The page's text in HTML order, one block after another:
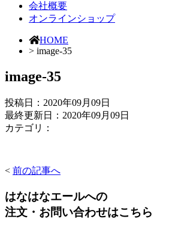
会社概要
オンラインショップ
HOME
> image-35
image-35
投稿日： 2020年09月09日
最終更新日：2020年09月09日
カテゴリ：
< 前の記事へ
はなはなエールへの
注文・お問い合わせはこちら